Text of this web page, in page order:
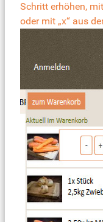
Schritt erhöhen,
oder mit „x“ aus